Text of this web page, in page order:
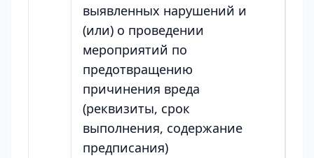
выявленных нарушений и
(или) о проведении
мероприятий по
предотвращению
причинения вреда
(реквизиты, срок
выполнения, содержание
предписания)